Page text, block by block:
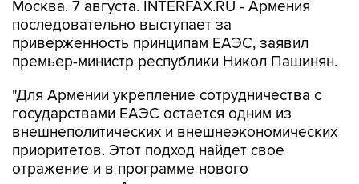
Москва. 7 августа. INTERFAX.RU - Армения
последовательно выступает за
приверженность принципам ЕАЭС, заявил
премьер-министр республики Никол Пашинян.
"Для Армении укрепление сотрудничества с
государствами ЕАЭС остается одним из
внешнеполитических и внешнеэкономических
приоритетов. Этот подход найдет свое
отражение и в программе нового